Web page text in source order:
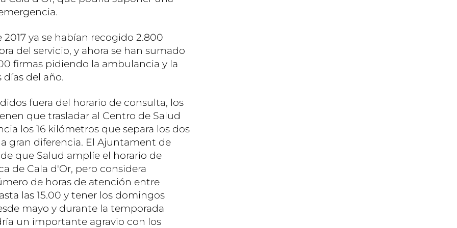
ya se habían recogido 2.800
del servicio, y ahora se han sumado
firmas pidiendo la ambulancia y la
del año.
fuera del horario de consulta, los
que trasladar al Centro de Salud
los 16 kilómetros que separa los dos
gran diferencia. El Ajuntament de
que Salud amplíe el horario de
de Cala d'Or, pero considera
de horas de atención entre
las 15.00 y tener los domingos
mayo y durante la temporada
un importante agravio con los